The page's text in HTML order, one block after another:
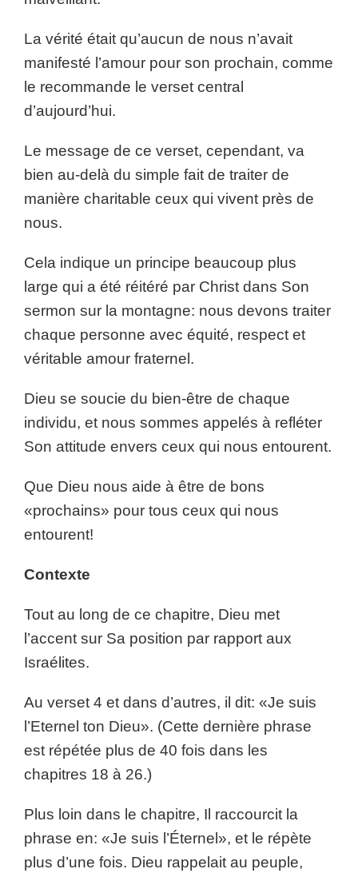
La vérité était qu’aucun de nous n’avait
manifesté l’amour pour son prochain, comme
le recommande le verset central
d’aujourd’hui.
Le message de ce verset, cependant, va
bien au-delà du simple fait de traiter de
manière charitable ceux qui vivent près de
nous.
Cela indique un principe beaucoup plus
large qui a été réitéré par Christ dans Son
sermon sur la montagne: nous devons traiter
chaque personne avec équité, respect et
véritable amour fraternel.
Dieu se soucie du bien-être de chaque
individu, et nous sommes appelés à refléter
Son attitude envers ceux qui nous entourent.
Que Dieu nous aide à être de bons
«prochains» pour tous ceux qui nous
entourent!
Contexte
Tout au long de ce chapitre, Dieu met
l’accent sur Sa position par rapport aux
Israélites.
Au verset 4 et dans d’autres, il dit: «Je suis
l’Eternel ton Dieu». (Cette dernière phrase
est répétée plus de 40 fois dans les
chapitres 18 à 26.)
Plus loin dans le chapitre, Il raccourcit la
phrase en: «Je suis l’Éternel», et le répète
plus d’une fois. Dieu rappelait au peuple,